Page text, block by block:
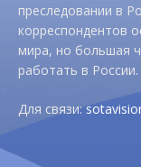
преследовании в
корреспондентов
мира, но большая
работать в России.
Для связи: